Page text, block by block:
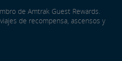
de Amtrak Guest Rewards.
de recompensa, ascensos y